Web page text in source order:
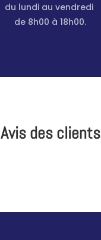
du lundi au vendredi
de 8h00 à 18h00.
Avis des clients